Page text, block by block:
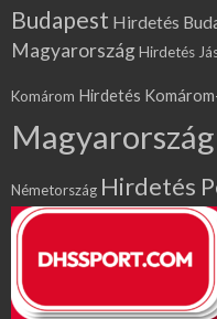
Budapest Hirdetés
MagyarországHirdetés
Komárom Hirdetés
Magyarország
Németország Hirdetés